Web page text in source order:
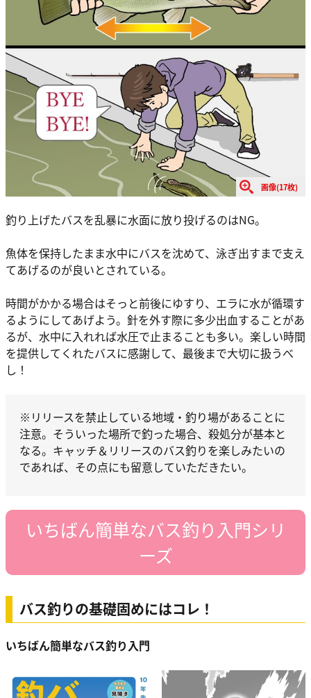
画像(17枚)
釣り上げたバスを乱暴に水面に放り投げるのはNG。
魚体を保持したまま水中にバスを沈めて、泳ぎ出すまで支え
てあげるのが良いとされている。
時間がかかる場合はそっと前後にゆすり、エラに水が循環す
るようにしてあげよう。針を外す際に多少出血することがあ
るが、水中に入れれば水圧で止まることも多い。楽しい時間
を提供してくれたバスに感謝して、最後まで大切に扱うべ
し！
※リリースを禁止している地域・釣り場があることに
注意。そういった場所で釣った場合、殺処分が基本と
なる。キャッチ＆リリースのバス釣りを楽しみたいの
であれば、その点にも留意していただきたい。
いちばん簡単なバス釣り入門シリ
ーズ
バス釣りの基礎固めにはコレ！
いちばん簡単なバス釣り入門